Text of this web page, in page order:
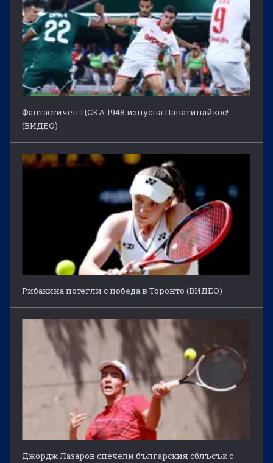
Фантастичен ЦСКА 1948 изпусна Панатинайкос!
(ВИДЕО)
Рибакина потегли с победа в Торонто (ВИДЕО)
Джордж Лазаров спечели българския сблъсък с